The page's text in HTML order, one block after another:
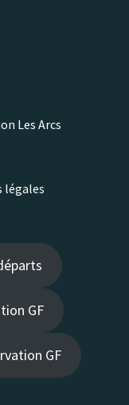
Les Arcs
légales
GF
GF